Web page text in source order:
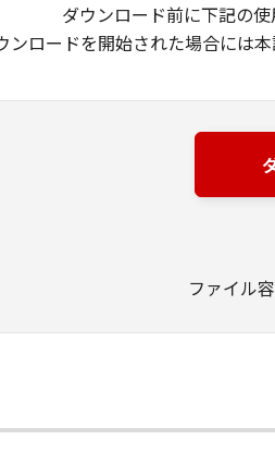
ダウンロード前に下記の
ンロードを開始された場合には
ファイル